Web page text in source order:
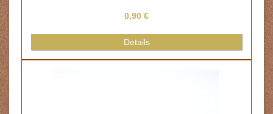
0,90 €
Details